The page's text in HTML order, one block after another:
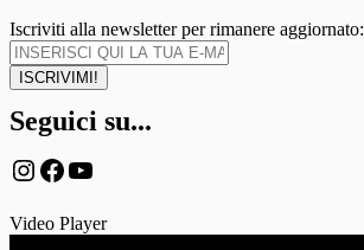
Iscriviti alla newsletter per rimanere aggiornato:
Seguici su...
Instagram
Facebook
YouTube
Video Player